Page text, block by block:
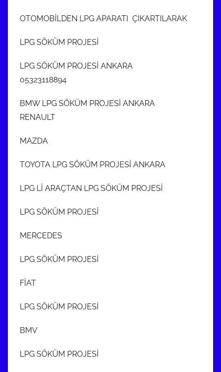
OTOMOBİLDEN LPG APARATI ÇIKARTILARAK
LPG SÖKÜM PROJESİ
LPG SÖKÜM PROJESİ ANKARA
05323118894
BMW LPG SÖKÜM PROJESİ ANKARA
RENAULT
MAZDA
TOYOTA LPG SÖKÜM PROJESİ ANKARA
LPG Lİ ARAÇTAN LPG SÖKÜM PROJESİ
LPG SÖKÜM PROJESİ
MERCEDES
LPG SÖKÜM PROJESİ
FİAT
LPG SÖKÜM PROJESİ
BMV
LPG SÖKÜM PROJESİ